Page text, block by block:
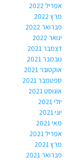
אפריל 2022
מרץ 2022
פברואר 2022
ינואר 2022
דצמבר 2021
נובמבר 2021
אוקטובר 2021
ספטמבר 2021
אוגוסט 2021
יולי 2021
יוני 2021
מאי 2021
אפריל 2021
מרץ 2021
פברואר 2021